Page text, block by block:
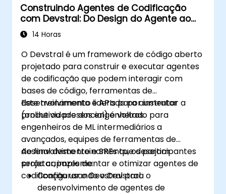
Construindo Agentes de Codificação
com Devstral: Do Design do Agente ao
Tooling14 Horas
O Devstral é um framework de código aberto
projetado para construir e executar agentes
de codificação que podem interagir com
bases de código, ferramentas de
desenvolvimento e APIs para aumentar a
produtividade dos engenheiros.
Este treinamento liderado por instrutor
(online ou presencial) é voltado para
engenheiros de ML intermediários a
avançados, equipes de ferramentas de
desenvolvimento e SREs que desejam
projetar, implementar e otimizar agentes de
codificação usando o Devstral.
Ao final deste treinamento, os participantes
serão capazes de:
Configurar o Devstral para o
desenvolvimento de agentes de